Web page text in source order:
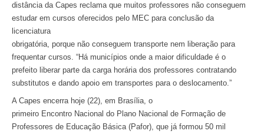
distância da Capes reclama que muitos professores não conseguem
estudar em cursos oferecidos pelo MEC para conclusão da
licenciatura
obrigatória, porque não conseguem transporte nem liberação para
frequentar cursos. “Há municípios onde a maior dificuldade é o
prefeito liberar parte da carga horária dos professores contratando
substitutos e dando apoio em transportes para o deslocamento.”
A Capes encerra hoje (22), em Brasília, o
primeiro Encontro Nacional do Plano Nacional de Formação de
Professores de Educação Básica (Pafor), que já formou 50 mil